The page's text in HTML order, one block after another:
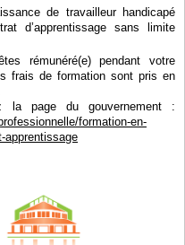
de travailleur handicapé
d’apprentissage sans limite
rémunéré(e) pendant votre
frais de formation sont pris en
la page du gouvernement :
formation-en-
apprentissage